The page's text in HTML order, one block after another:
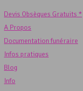
Devis Obsèques Gratuits *
A Propos
Documentation funéraire
Infos pratiques
Blog
Info